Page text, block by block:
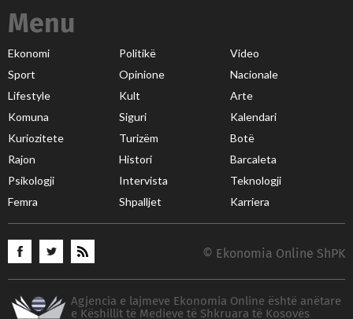
Menu
Ekonomi Politikë
Video
Sport
Opinione
Nacionale
Lifestyle
Kult
Arte
Komuna
Siguri
Kalendari
Kuriozitete
Turizëm
Botë
Rajon
Histori
Barcaleta
Psikologji
Intervista
Teknologji
Femra
Shpalljet Karriera
© Ekonomia Online ShPK
Agjencia e lajmeve Ekonomia Online është anëtare
e Këshillit të Medieve të Shkruara të Kosovës